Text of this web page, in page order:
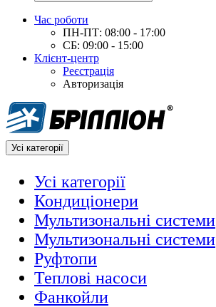
Час роботи
ПН-ПТ: 08:00 - 17:00
СБ: 09:00 - 15:00
Клієнт-центр
Реєстрація
Авторизація
Усі категорії
Усі категорії
Кондиціонери
Мультизональні системи
Мультизональні системи
Руфтопи
Теплові насоси
Фанкойли